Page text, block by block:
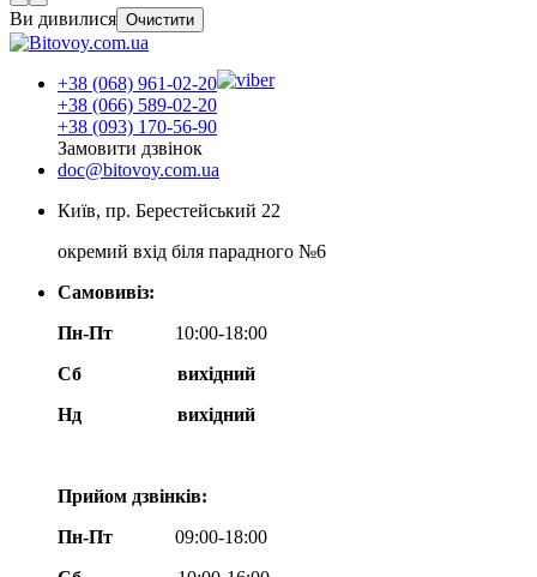
Ви дивилися Очистити
+38 (068) 961-02-20
+38 (066) 589-02-20
+38 (093) 170-56-90
Замовити дзвінок
doc@bitovoy.com.ua
Київ, пр. Берестейський 22
окремий вхід біля парадного №6
Самовивіз:
Пн-Пт
10:00-18:00
Сб
вихідний
Нд
вихідний
Прийом дзвінків:
Пн-Пт
09:00-18:00